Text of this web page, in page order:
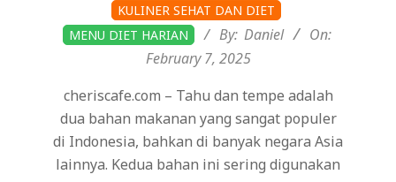
02-
07
KULINER SEHAT DAN DIET
MENU DIET HARIAN
By: Daniel
On:
February 7, 2025
cheriscafe.com – Tahu dan tempe adalah
dua bahan makanan yang sangat populer
di Indonesia, bahkan di banyak negara Asia
lainnya. Kedua bahan ini sering digunakan